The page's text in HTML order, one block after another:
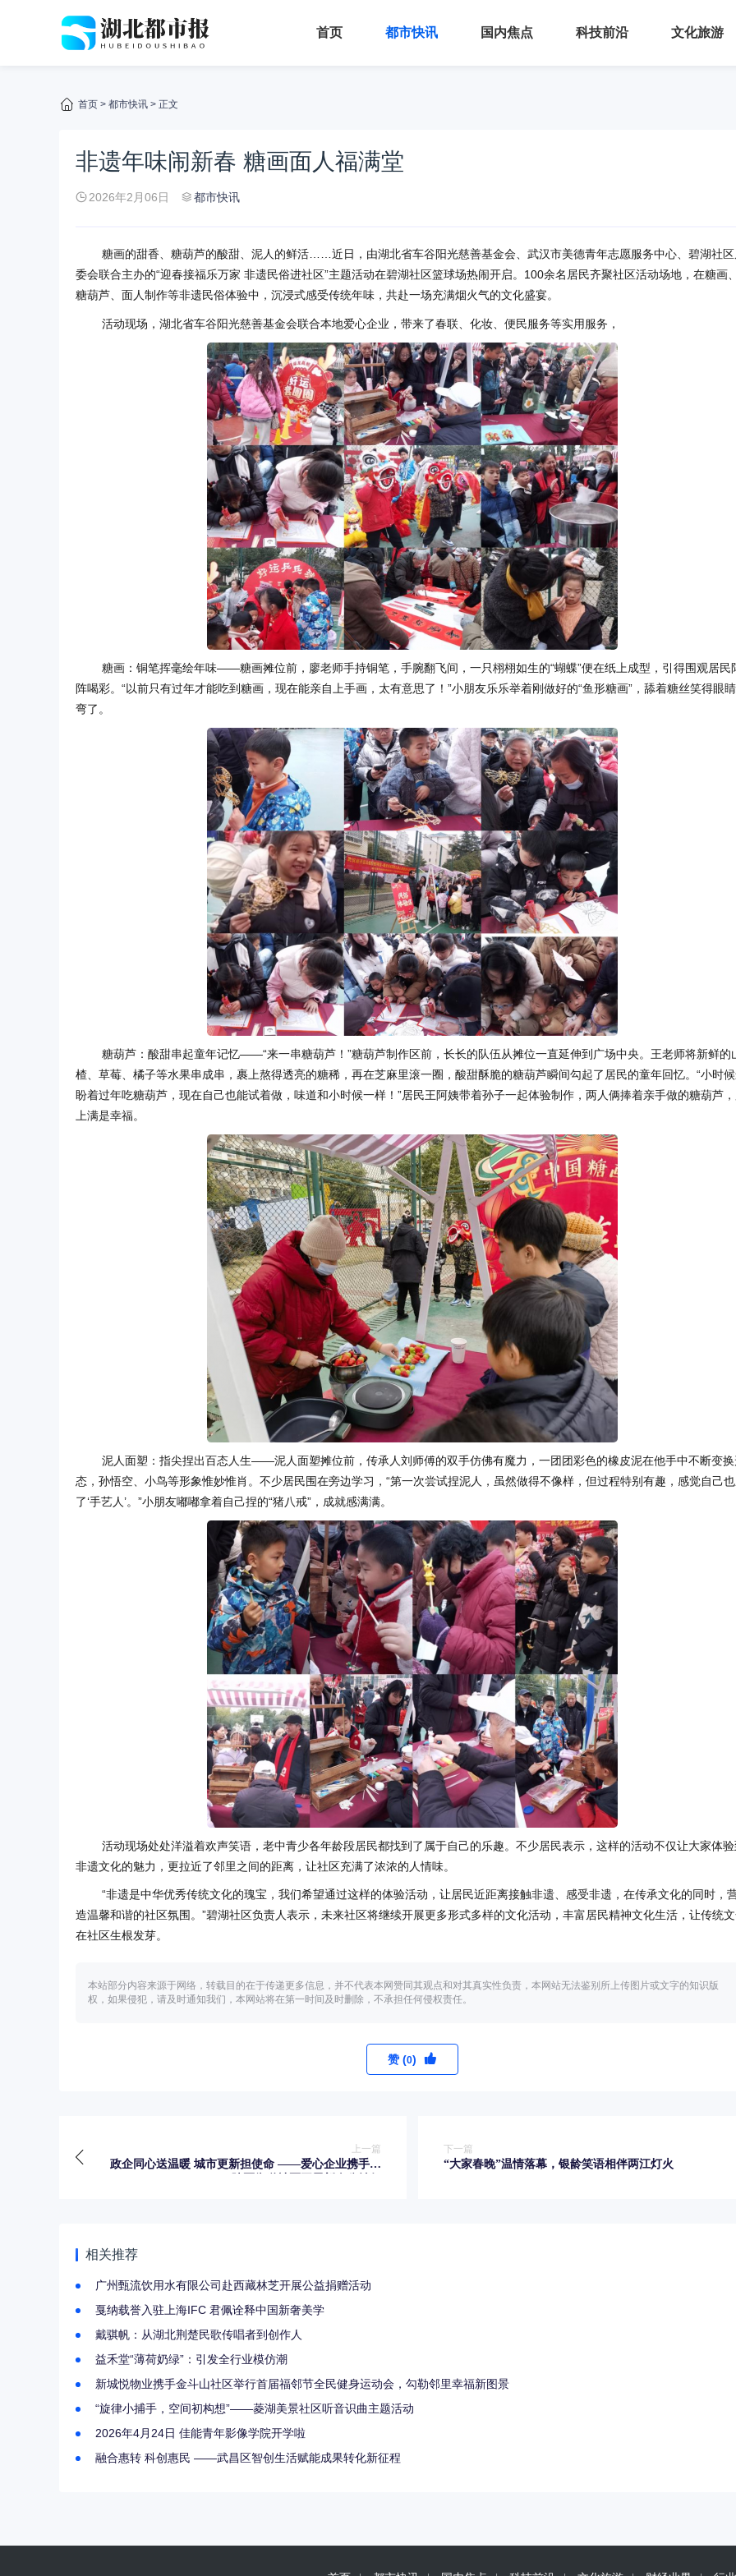
首页 都市快讯 国内焦点 科技前沿 文化旅游
首页 > 都市快讯 > 正文
非遗年味闹新春 糖画面人福满堂
2026年2月06日 都市快讯
糖画的甜香、糖葫芦的酸甜、泥人的鲜活……近日，由湖北省车谷阳光慈善基金会、武汉市美德青年志愿服务中心、碧湖社
委会联合主办的“迎春接福乐万家 非遗民俗进社区”主题活动在碧湖社区篮球场热闹开启。100余名居民齐聚社区活动场地，在糖画
糖葫芦、面人制作等非遗民俗体验中，沉浸式感受传统年味，共赴一场充满烟火气的文化盛宴。
活动现场，湖北省车谷阳光慈善基金会联合本地爱心企业，带来了春联、化妆、便民服务等实用服务，
糖画：铜笔挥毫绘年味——糖画摊位前，廖老师手持铜笔，手腕翻飞间，一只栩栩如生的“蝴蝶”便在纸上成型，引得围观居民
阵喝彩。“以前只有过年才能吃到糖画，现在能亲自上手画，太有意思了！”小朋友乐乐举着刚做好的“鱼形糖画”，舔着糖丝笑得眼
弯了。
糖葫芦：酸甜串起童年记忆——“来一串糖葫芦！”糖葫芦制作区前，长长的队伍从摊位一直延伸到广场中央。王老师将新鲜的
楂、草莓、橘子等水果串成串，裹上熬得透亮的糖稀，再在芝麻里滚一圈，酸甜酥脆的糖葫芦瞬间勾起了居民的童年回忆。“小时
盼着过年吃糖葫芦，现在自己也能试着做，味道和小时候一样！”居民王阿姨带着孙子一起体验制作，两人俩捧着亲手做的糖葫芦
上满是幸福。
泥人面塑：指尖捏出百态人生——泥人面塑摊位前，传承人刘师傅的双手仿佛有魔力，一团团彩色的橡皮泥在他手中不断变
态，孙悟空、小鸟等形象惟妙惟肖。不少居民围在旁边学习，“第一次尝试捏泥人，虽然做得不像样，但过程特别有趣，感觉自己
了‘手艺人’。”小朋友嘟嘟拿着自己捏的“猪八戒”，成就感满满。
活动现场处处洋溢着欢声笑语，老中青少各年龄段居民都找到了属于自己的乐趣。不少居民表示，这样的活动不仅让大家体
非遗文化的魅力，更拉近了邻里之间的距离，让社区充满了浓浓的人情味。
“非遗是中华优秀传统文化的瑰宝，我们希望通过这样的体验活动，让居民近距离接触非遗、感受非遗，在传承文化的同时，
造温馨和谐的社区氛围。”碧湖社区负责人表示，未来社区将继续开展更多形式多样的文化活动，丰富居民精神文化生活，让传统
在社区生根发芽。
本站部分内容来源于网络，转载目的在于传递更多信息，并不代表本网赞同其观点和对其真实性负责，本网站无法鉴别所上传图片或文字的知识版
权，如果侵犯，请及时通知我们，本网站将在第一时间及时删除，不承担任何侵权责任。
赞 (0)
上一篇
政企同心送温暖 城市更新担使命 ——爱心企业携手西
下一篇
“大家春晚”温情落幕，银龄笑语相伴两江灯火
相关推荐
​广州甄流饮用水有限公司赴西藏林芝开展公益捐赠活动
戛纳载誉入驻上海IFC 君佩诠释中国新奢美学
戴骐帆：从湖北荆楚民歌传唱者到创作人
益禾堂“薄荷奶绿”：引发全行业模仿潮
新城悦物业携手金斗山社区举行首届福邻节全民健身运动会，勾勒邻里幸福新图景
“旋律小捕手，空间初构想”——菱湖美景社区听音识曲主题活动
2026年4月24日 佳能青年影像学院开学啦
融合惠转 科创惠民 ——武昌区智创生活赋能成果转化新征程